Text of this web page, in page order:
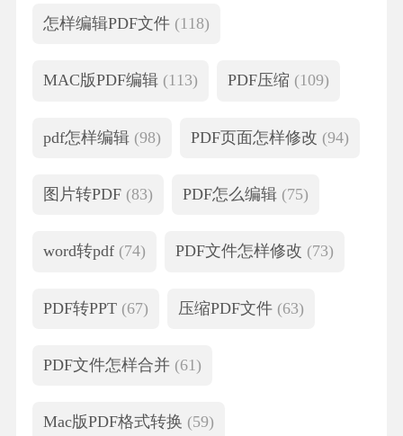
怎样编辑PDF文件 (118)
MAC版PDF编辑 (113) PDF压缩 (109)
pdf怎样编辑 (98) PDF页面怎样修改 (94)
图片转PDF (83) PDF怎么编辑 (75)
word转pdf (74) PDF文件怎样修改 (73)
PDF转PPT (67) 压缩PDF文件 (63)
PDF文件怎样合并 (61)
Mac版PDF格式转换 (59)